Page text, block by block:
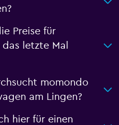
Preise für
letzte Mal
momondo
am Lingen?
hier für einen